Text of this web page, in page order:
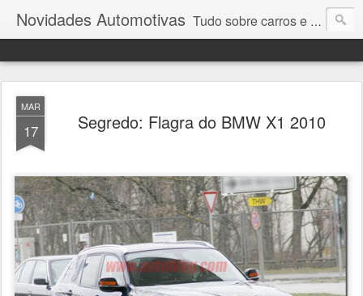
Novidades Automotivas Tudo sobre carros e motores
MAR
17 Segredo: Flagra do BMW X1 2010